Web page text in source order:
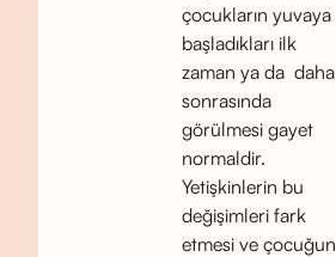
çocukların yuvaya
başladıkları ilk
zaman ya da daha
sonrasında
görülmesi gayet
normaldir.
Yetişkinlerin bu
değişimleri fark
etmesi ve çocuğun